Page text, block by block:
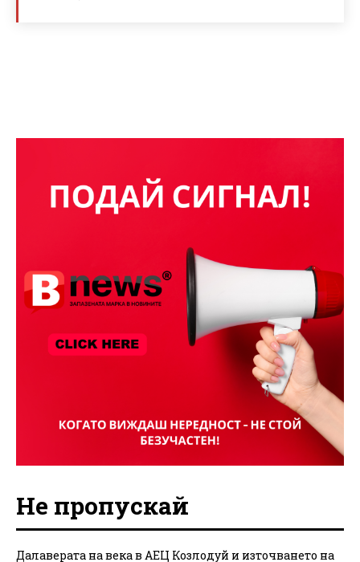
Не пропускай
Далаверата на века в АЕЦ Козлодуй и източването на